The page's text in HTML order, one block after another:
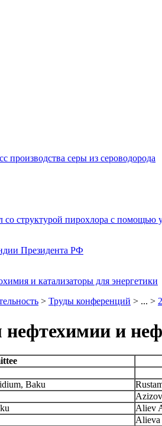
серы из сероводорода
структурой пирохлора с помощью
Президента РФ
и катализаторы для энергетики
> Труды конференций > ... >
и
Baku
Aliev